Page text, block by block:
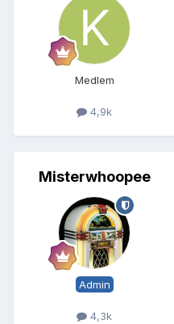
Medlem
4,9k
Misterwhoopee
Admin
4,3k